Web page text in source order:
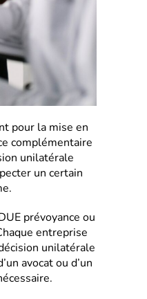
pour la mise en
complémentaire
unilatérale
un certain
prévoyance ou
entreprise
unilatérale
avocat ou d’un